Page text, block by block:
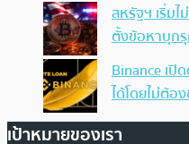
สหรัฐฯ เริ่ม
ตั้งข้อหาบุก
Binance เปิ
ได้โดยไม่ต้อ
เป้าหมายของเรา